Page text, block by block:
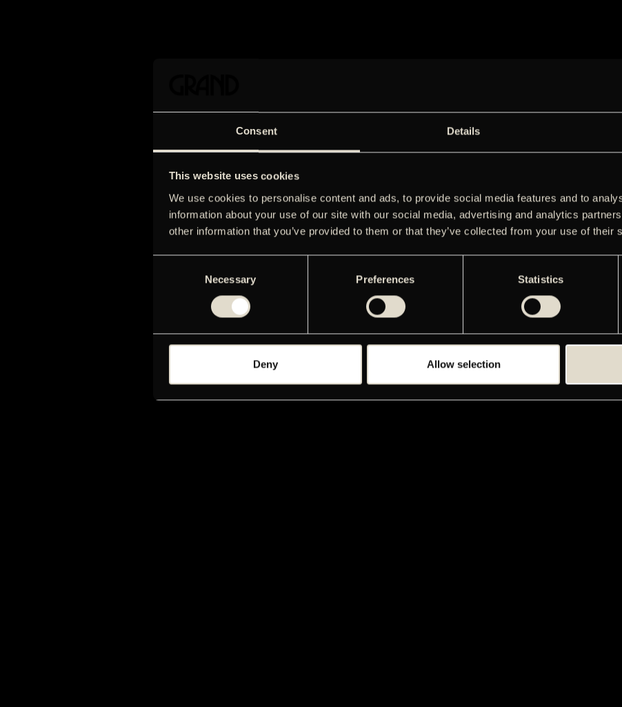
Consent Details
This website uses cookies
We use cookies to personalise content and ads, to provide social media features and to
information about your use of our site with our social media, advertising and analytics
other information that you’ve provided to them or that they’ve collected from your use of their
Necessary Preferences Statistics
Deny Allow selection